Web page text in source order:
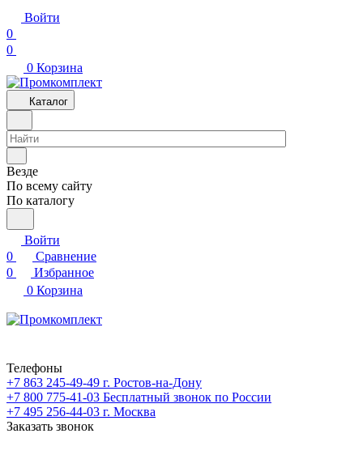
Войти
0
0
0 Корзина
Каталог
Везде
По всему сайту
По каталогу
Войти
0
Сравнение
0
Избранное
0 Корзина
Телефоны
+7 863 245-49-49 г. Ростов-на-Дону
+7 800 775-41-03 Бесплатный звонок по России
+7 495 256-44-03 г. Москва
Заказать звонок